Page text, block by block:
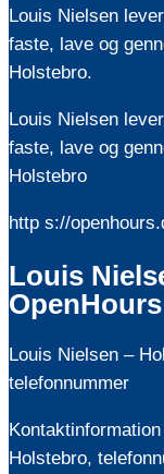
Louis Nielsen
faste, lave og
Holstebro.
Louis Nielsen
faste, lave og
Holstebro
http s://
Louis
Louis Nielsen –
telefonnummer
Holstebro,